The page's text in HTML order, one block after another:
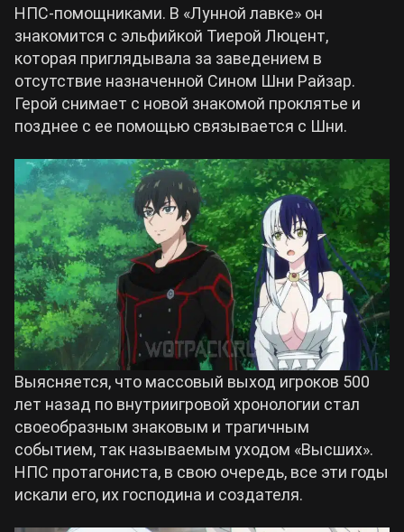
НПС-помощниками. В «Лунной лавке» он
знакомится с эльфийкой Тиерой Люцент,
которая приглядывала за заведением в
отсутствие назначенной Сином Шни Райзар.
Герой снимает с новой знакомой проклятье и
позднее с ее помощью связывается с Шни.
Выясняется, что массовый выход игроков 500
лет назад по внутриигровой хронологии стал
своеобразным знаковым и трагичным
событием, так называемым уходом «Высших».
НПС протагониста, в свою очередь, все эти годы
искали его, их господина и создателя.